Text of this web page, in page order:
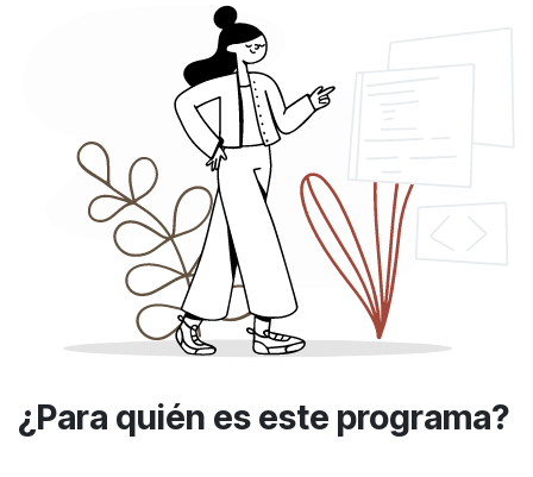
¿Para quién es este programa?